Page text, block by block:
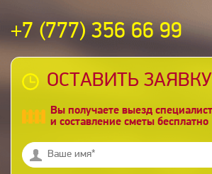
+7 (777) 356 66 99
ОСТАВИТЬ ЗАЯВКУ
Вы получаете выезд
и составление сметы бесплатно